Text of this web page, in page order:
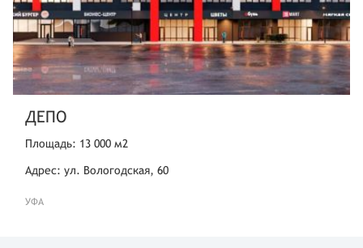
ДЕПО
Площадь: 13 000 м2
Адрес: ул. Вологодская, 60
УФА